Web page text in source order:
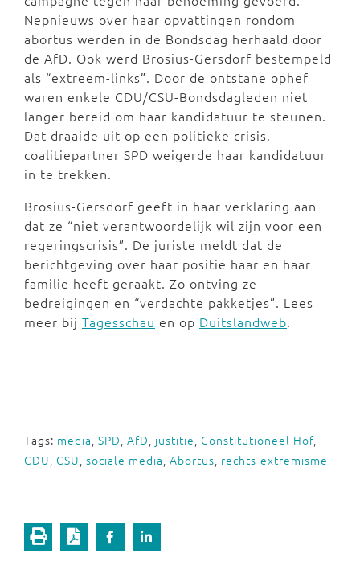
Nepnieuws over haar opvattingen rondom
abortus werden in de Bondsdag herhaald door
de AfD. Ook werd Brosius-Gersdorf bestempeld
als “extreem-links”. Door de ontstane ophef
waren enkele CDU/CSU-Bondsdagleden niet
langer bereid om haar kandidatuur te steunen.
Dat draaide uit op een politieke crisis,
coalitiepartner SPD weigerde haar kandidatuur
in te trekken.
Brosius-Gersdorf geeft in haar verklaring aan
dat ze “niet verantwoordelijk wil zijn voor een
regeringscrisis”. De juriste meldt dat de
berichtgeving over haar positie haar en haar
familie heeft geraakt. Zo ontving ze
bedreigingen en “verdachte pakketjes”. Lees
meer bij Tagesschau en op Duitslandweb.
Tags: media, SPD, AfD, justitie, Constitutioneel Hof,
CDU, CSU, sociale media, Abortus, rechts-extremisme